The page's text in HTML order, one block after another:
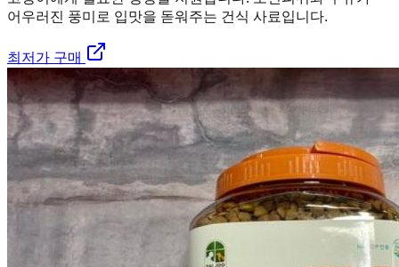
어우러진 풍미로 입맛을 돋워주는 건식 사료입니다.
최저가 구매